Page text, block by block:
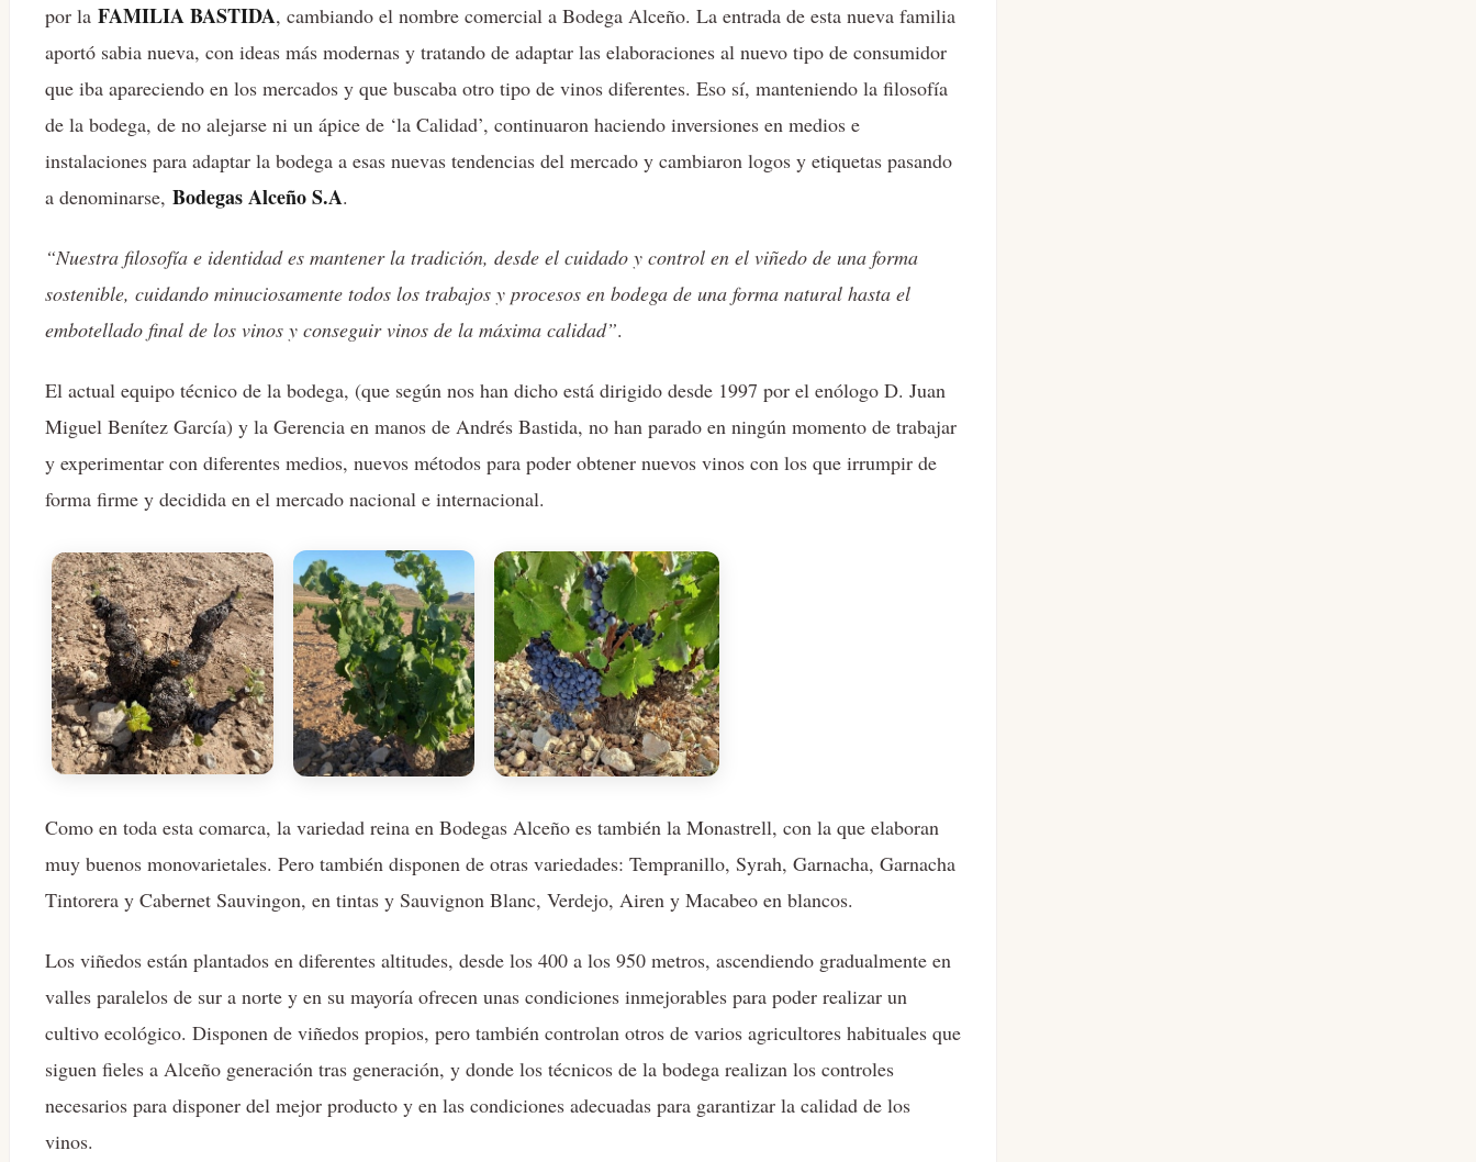
por la FAMILIA BASTIDA, cambiando el nombre comercial a Bodega Alceño. La entrada de esta nueva familia
aportó sabia nueva, con ideas más modernas y tratando de adaptar las elaboraciones al nuevo tipo de consumidor
que iba apareciendo en los mercados y que buscaba otro tipo de vinos diferentes. Eso sí, manteniendo la filosofía
de la bodega, de no alejarse ni un ápice de ‘la Calidad’, continuaron haciendo inversiones en medios e
instalaciones para adaptar la bodega a esas nuevas tendencias del mercado y cambiaron logos y etiquetas pasando
a denominarse, Bodegas Alceño S.A.
“Nuestra filosofía e identidad es mantener la tradición, desde el cuidado y control en el viñedo de una forma
sostenible, cuidando minuciosamente todos los trabajos y procesos en bodega de una forma natural hasta el
embotellado final de los vinos y conseguir vinos de la máxima calidad”.
El actual equipo técnico de la bodega, (que según nos han dicho está dirigido desde 1997 por el enólogo D. Juan
Miguel Benítez García) y la Gerencia en manos de Andrés Bastida, no han parado en ningún momento de trabajar
y experimentar con diferentes medios, nuevos métodos para poder obtener nuevos vinos con los que irrumpir de
forma firme y decidida en el mercado nacional e internacional.
Como en toda esta comarca, la variedad reina en Bodegas Alceño es también la Monastrell, con la que elaboran
muy buenos monovarietales. Pero también disponen de otras variedades: Tempranillo, Syrah, Garnacha, Garnacha
Tintorera y Cabernet Sauvingon, en tintas y Sauvignon Blanc, Verdejo, Airen y Macabeo en blancos.
Los viñedos están plantados en diferentes altitudes, desde los 400 a los 950 metros, ascendiendo gradualmente en
valles paralelos de sur a norte y en su mayoría ofrecen unas condiciones inmejorables para poder realizar un
cultivo ecológico. Disponen de viñedos propios, pero también controlan otros de varios agricultores habituales que
siguen fieles a Alceño generación tras generación, y donde los técnicos de la bodega realizan los controles
necesarios para disponer del mejor producto y en las condiciones adecuadas para garantizar la calidad de los
vinos.